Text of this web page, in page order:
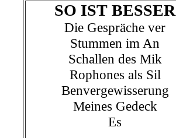
SO IST BESSER
Die Gespräche ver
Stummen im An
Schallen des Mik
Rophones als Sil
Benvergewisserung
Meines Gedeck
Es